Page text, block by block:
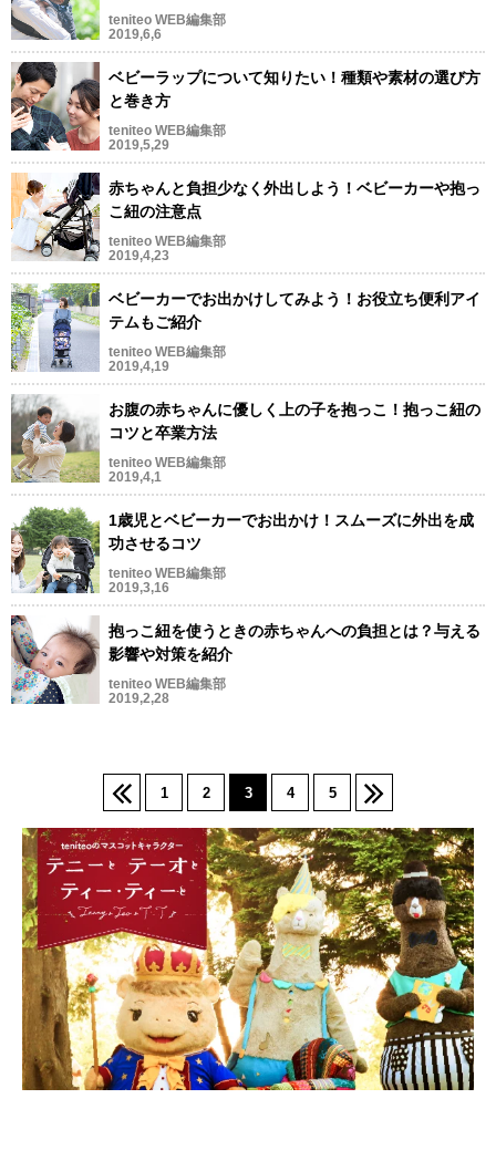
teniteo WEB編集部
2019,6,6
ベビーラップについて知りたい！種類や素材の選び方
と巻き方
teniteo WEB編集部
2019,5,29
赤ちゃんと負担少なく外出しよう！ベビーカーや抱っ
こ紐の注意点
teniteo WEB編集部
2019,4,23
ベビーカーでお出かけしてみよう！お役立ち便利アイ
テムもご紹介
teniteo WEB編集部
2019,4,19
お腹の赤ちゃんに優しく上の子を抱っこ！抱っこ紐の
コツと卒業方法
teniteo WEB編集部
2019,4,1
1歳児とベビーカーでお出かけ！スムーズに外出を成
功させるコツ
teniteo WEB編集部
2019,3,16
抱っこ紐を使うときの赤ちゃんへの負担とは？与える
影響や対策を紹介
teniteo WEB編集部
2019,2,28
1 2 3 4 5